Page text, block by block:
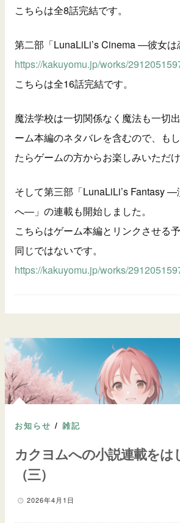
こちらは全8話完結です。
第二部「LunaLiLi’s Cinema ―彼女は
https://kakuyomu.jp/works/
こちらは全16話完結です。
魔法学校は一切関係なく魔法も一切
ーム本編のネタバレを含むので、も
たらゲームの方からお楽しみいただ
そして第三部「LunaLiLi’s Fantasy
へ―」の連載も開始しました。
こちらはゲーム本編とリンクさせる
同じではないです。
https://kakuyomu.jp/works/
お知らせ / 雑記
カクヨムへの小説連載をは
（三）
2026年4月1日